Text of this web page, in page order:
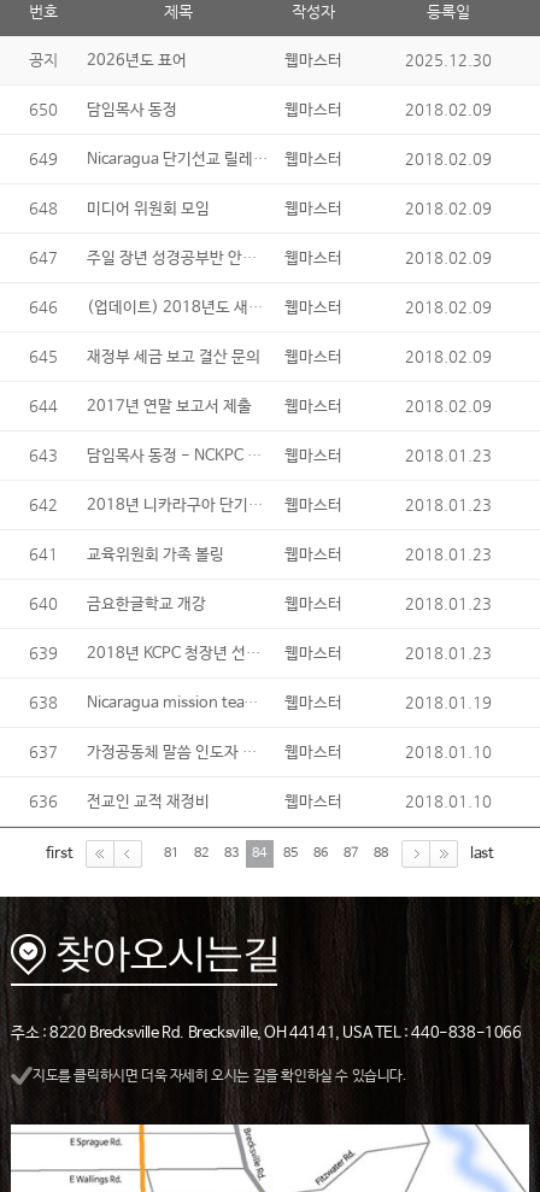
번호 제목 작성자 등록일
공지 2026년도 표어 웹마스터 2025.12.30
650 담임목사 동정 웹마스터 2018.02.09
649 Nicaragua 단기선교 릴레이 기도 사인업 - 해외선교 위원회 웹마스터 2018.02.09
648 미디어 위원회 모임 웹마스터 2018.02.09
647 주일 장년 성경공부반 안내 - 교육위원회 2 웹마스터 2018.02.09
646 (업데이트) 2018년도 새가족 1기 안내 - 친교위원회 웹마스터 2018.02.09
645 재정부 세금 보고 결산 문의 웹마스터 2018.02.09
644 2017년 연말 보고서 제출 웹마스터 2018.02.09
643 담임목사 동정 - NCKPC 집필자 모임 웹마스터 2018.01.23
642 2018년 니카라구아 단기선교팀 김밥 세일 웹마스터 2018.01.23
641 교육위원회 가족 볼링 웹마스터 2018.01.23
640 금요한글학교 개강 웹마스터 2018.01.23
639 2018년 KCPC 청장년 선교회 금요 모임 시작 웹마스터 2018.01.23
638 Nicaragua mission team 모임 웹마스터 2018.01.19
637 가정공동체 말씀 인도자 및 가정공동체 리더 모임 웹마스터 2018.01.10
636 전교인 교적 재정비 웹마스터 2018.01.10
first 81 82 83 84 85 86 87 88 last
주소 : 8220 Brecksville Rd. Brecksville, OH 44141, USA TEL : 440-838-1066
지도를 클릭하시면 더욱 자세히 오시는 길을 확인하실 수 있습니다.